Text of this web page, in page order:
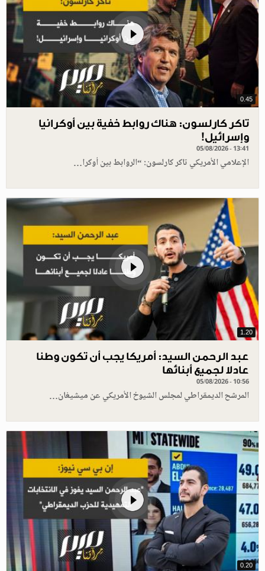
0.45
تاكر كارلسون: هناك روابط خفية بين أوكرانيا
وإسرائيل!
05/08/2026 - 13:41
الإعلامي الأمريكي تاكر كارلسون: “الروابط بين أوكرا…
1.20
عبد الرحمن السيد: أمريكا يجب أن تكون وطنا
عادلا لجميع أبنائها
05/08/2026 - 10:56
المرشح الديمقراطي لمجلس الشيوخ الأمريكي عن ميشيغان…
0.20